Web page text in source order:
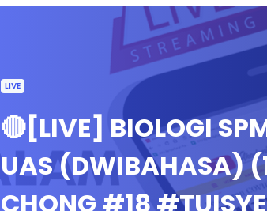
LIVE
🔴[LIVE] BIOLOGI
UAS (DWIBAHASA)
CHONG #18